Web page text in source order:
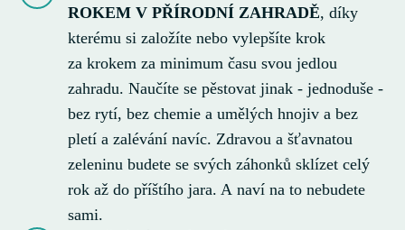
ROKEM V PŘÍRODNÍ ZAHRADĚ, díky
kterému si založíte nebo vylepšíte krok
za krokem za minimum času svou jedlou
zahradu. Naučíte se pěstovat jinak - jednoduše -
bez rytí, bez chemie a umělých hnojiv a bez
pletí a zalévání navíc. Zdravou a šťavnatou
zeleninu budete se svých záhonků sklízet celý
rok až do příštího jara. A naví na to nebudete
sami.